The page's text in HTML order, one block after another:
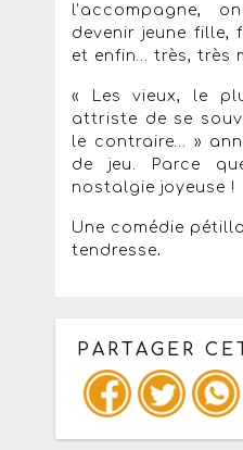
l’accompagne,
devenir jeune fille,
et enfin… très, très
« Les vieux, le
attriste de se
le contraire… »
de jeu. Parce
nostalgie joyeuse !
Une comédie
tendresse.
PARTAGER
Copiez les infos